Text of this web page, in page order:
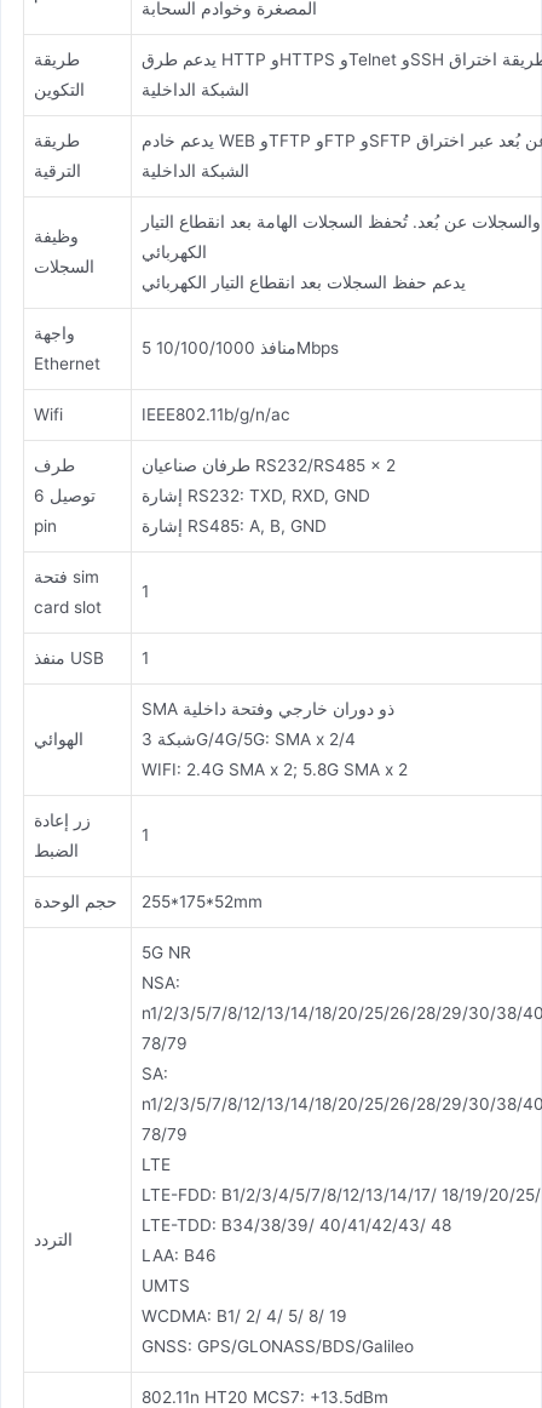
المصغرة وخوادم السحابة
طريقة
التكوين
يدعم طرق HTTP وHTTPS وTelnet وSSH المحلية أو عن بُعد، ويدعم طريقة اختراق
الشبكة الداخلية
طريقة
الترقية
يدعم خادم WEB وTFTP وFTP وSFTP المحلي أو عن بُعد، والوصول عن بُعد عبر اختراق
الشبكة الداخلية
وظيفة
السجلات
عن بُعد. تُحفظ السجلات الهامة بعد انقطاع التيار
الكهربائي
يدعم حفظ السجلات بعد انقطاع التيار الكهربائي
واجهة
Ethernet
5 منافذ 10/100/1000Mbps
Wifi IEEE802.11b/g/n/ac
طرف
توصيل 6
pin
طرفان صناعيان RS232/RS485 x 2
إشارة RS232: TXD, RXD, GND
إشارة RS485: A, B, GND
فتحة sim
card slot
1
منفذ USB 1
الهوائي
SMA ذو دوران خارجي وفتحة داخلية
شبكة 3G/4G/5G: SMA x 2/4
WIFI: 2.4G SMA x 2; 5.8G SMA x 2
زر إعادة
الضبط
1
حجم الوحدة 255*175*52mm
التردد
5G NR
NSA:
n1/2/3/5/7/8/12/13/14/18/20/25/26/28/29/30/38/
78/79
SA:
n1/2/3/5/7/8/12/13/14/18/20/25/26/28/29/30/38/
78/79
LTE
LTE-FDD: B1/2/3/4/5/7/8/12/13/14/17/ 18/19/20/
LTE-TDD: B34/38/39/ 40/41/42/43/ 48
LAA: B46
UMTS
WCDMA: B1/ 2/ 4/ 5/ 8/ 19
GNSS: GPS/GLONASS/BDS/Galileo
802.11n HT20 MCS7: +13.5dBm